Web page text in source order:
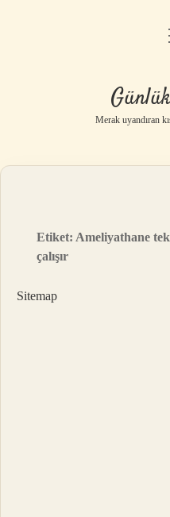
Merak uyandıran
Etiket: Ameliyathane
çalışır
Sitemap